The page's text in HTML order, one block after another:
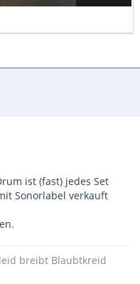
ist (fast) jedes Set
Sonorlabel verkauft
breibt Blaubtkreid